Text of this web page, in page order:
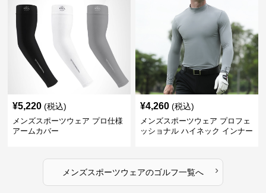
¥5,220 (税込)
メンズスポーツウェア プロ仕様
アームカバー
¥4,260 (税込)
メンズスポーツウェア プロフェ
ッショナル ハイネック インナー
メンズスポーツウェアのゴルフ一覧へ ›